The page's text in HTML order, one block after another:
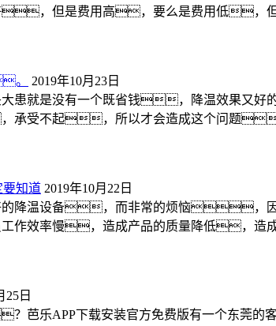
，但是费用高，要么是费用低，但
。
2019年10月23日
患就是没有一个既省钱，降温效果又
受不起，所以才会造成这个问题
知道 2019年10月22日
降温设备，而非常的烦恼，因
作效率慢，造成产品的质量降低，
25日
乐APP下载安装官方免费版有一个东莞的